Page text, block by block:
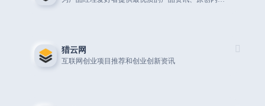
猎云网
互联网创业项目推荐和创业创新资讯